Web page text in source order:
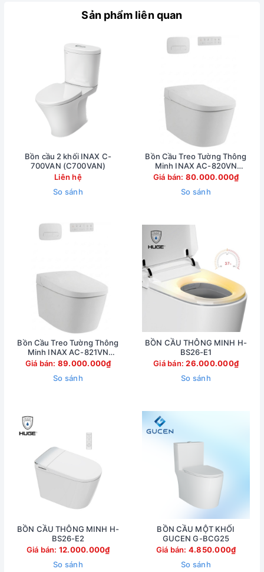
Sản phẩm liên quan
Bồn cầu 2 khối INAX C-
700VAN (C700VAN)
Liên hệ
So sánh
Bồn Cầu Treo Tường Thông
Minh INAX AC-820VN
(AC820VN)
Giá bán: 80.000.000₫
So sánh
Bồn Cầu Treo Tường Thông
Minh INAX AC-821VN
(AC821VN)
Giá bán: 89.000.000₫
So sánh
BỒN CẦU THÔNG MINH H-
BS26-E1
Giá bán:26.000.000₫
So sánh
BỒN CẦU THÔNG MINH H-
BS26-E2
Giá bán: 12.000.000₫
So sánh
BỒN CẦU MỘT KHỐI
GUCEN G-BCG25
Giá bán: 4.850.000₫
So sánh